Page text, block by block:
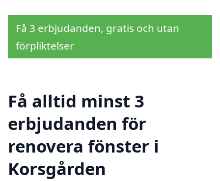
Få 3 erbjudanden, gratis och utan
förpliktelser
Få alltid minst 3
erbjudanden för
renovera fönster i
Korsgården